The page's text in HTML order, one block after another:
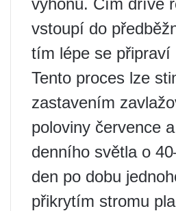
výhonů. Čím dříve
vstoupí do
tím lépe se připraví
Tento proces lze
zastavením
poloviny července
denního světla o
den po dobu
přikrytím stromu